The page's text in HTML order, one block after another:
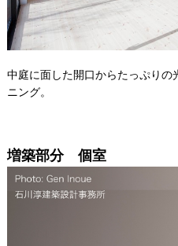
中庭に面した開口からたっぷりの
ニング。
増築部分 個室